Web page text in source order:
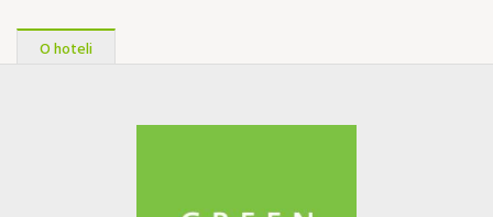
O hoteli